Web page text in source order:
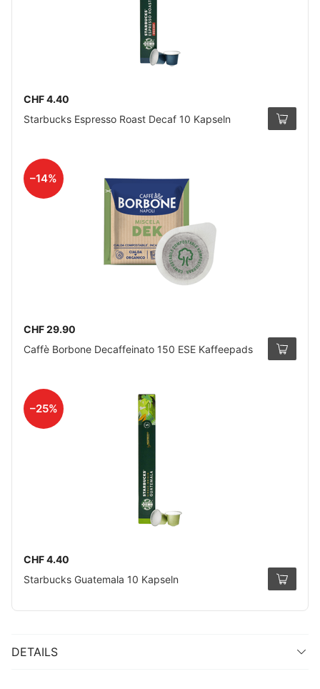
CHF 4.40
Starbucks Espresso Roast Decaf 10 Kapseln
–14%
CHF 29.90
Caffè Borbone Decaffeinato 150 ESE Kaffeepads
–25%
CHF 4.40
Starbucks Guatemala 10 Kapseln
DETAILS